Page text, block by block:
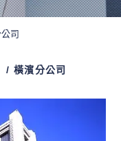
司
/ 橫濱分公司